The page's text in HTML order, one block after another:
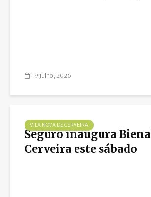
19 Julho, 2026
VILA NOVA DE CERVEIRA
Seguro inaugura
Cerveira este sábado